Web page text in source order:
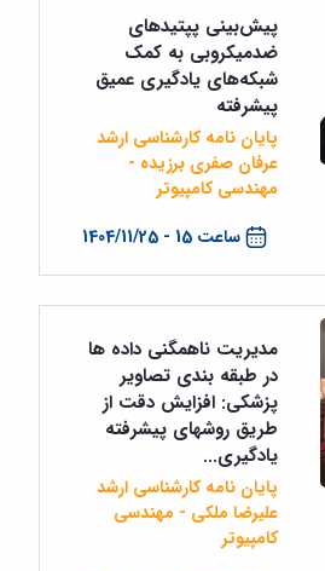
ساعت 15 - 1404/11/25
پیش‌بینی پپتید‌های
ضد‌میکروبی به کمک
شبکه‌های یادگیری عمیق
پیشرفته
پایان نامه کارشناسی ارشد
عرفان صفری برزیده -
مهندسی کامپیوتر
مدیریت ناهمگنی داده ها
در طبقه بندی تصاویر
پزشکی: افزایش دقت از
طریق روشهای پیشرفته
یادگیری...
پایان نامه کارشناسی ارشد
علیرضا ملکی - مهندسی
کامپیوتر